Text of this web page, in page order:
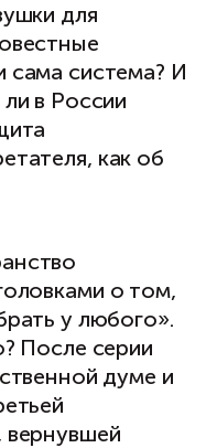
для
система? И
в России
как об
о том,
у любого».
После серии
думе и
вернувшей